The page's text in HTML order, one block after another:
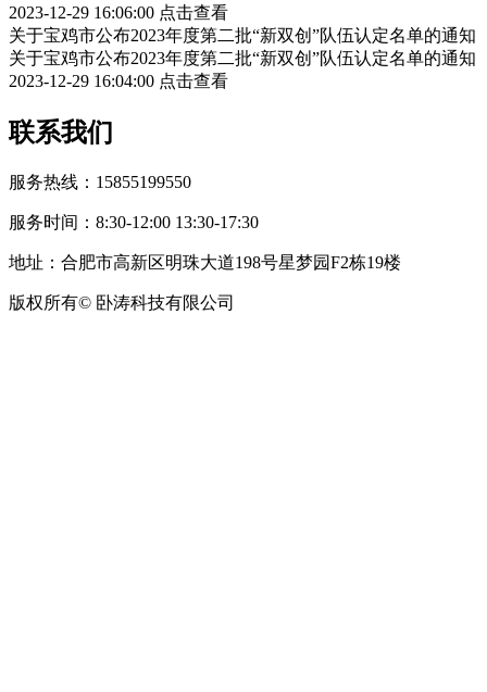
2023-12-29 16:06:00 点击查看
关于宝鸡市公布2023年度第二批“新双创”队伍认定名单的通知
关于宝鸡市公布2023年度第二批“新双创”队伍认定名单的通知
2023-12-29 16:04:00 点击查看
联系我们
服务热线：15855199550
服务时间：8:30-12:00 13:30-17:30
地址：合肥市高新区明珠大道198号星梦园F2栋19楼
版权所有© 卧涛科技有限公司